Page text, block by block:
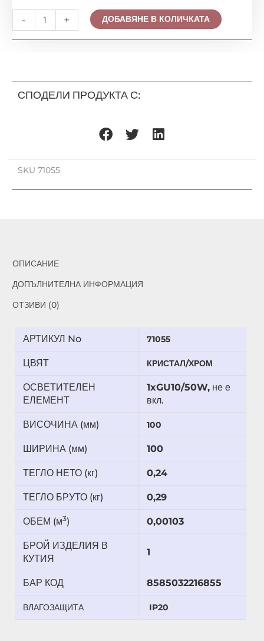
-
количество
за
КРИСТАЛНА
ВГРАЖДАНЕ
EMITHOR,
+ ДОБАВЯНЕ В КОЛИЧКАТА
СПОДЕЛИ ПРОДУКТА С:
SKU 71055
ОПИСАНИЕ
ДОПЪЛНИТЕЛНА ИНФОРМАЦИЯ
ОТЗИВИ (0)
АРТИКУЛ No 71055
ЦВЯТ КРИСТАЛ/ХРОМ
ОСВЕТИТЕЛЕН
ЕЛЕМЕНТ
1xGU10/50W,не е
вкл.
ВИСОЧИНА (мм) 100
ШИРИНА (мм) 100
ТЕГЛО НЕТО (кг) 0,24
ТЕГЛО БРУТО (кг) 0,29
ОБЕМ (м3) 0,00103
БРОЙ ИЗДЕЛИЯ В
КУТИЯ
1
БАР КОД 8585032216855
ВЛАГОЗАЩИТА IP20